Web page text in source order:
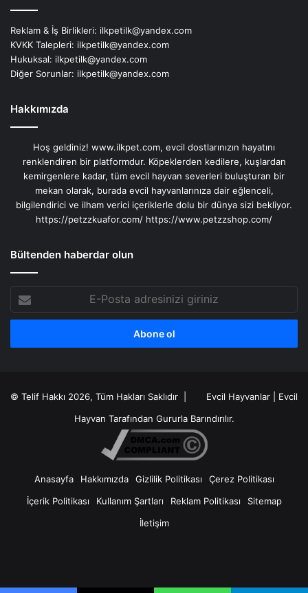
Reklam & İş Birlikleri: ilkpetilk@yandex.com
KVKK Talepleri: ilkpetilk@yandex.com
Hukuksal: ilkpetilk@yandex.com
Diğer Sorunlar: ilkpetilk@yandex.com
Hakkımızda
Hoş geldiniz! www.ilkpet.com, evcil dostlarınızın hayatını
renklendiren bir platformdur. Köpeklerden kedilere, kuşlardan
kemirgenlere kadar, tüm evcil hayvan severleri buluşturan bir
mekan olarak, burada evcil hayvanlarınıza dair eğlenceli,
bilgilendirici ve ilham verici içeriklerle dolu bir dünya sizi bekliyor.
https://petzzkuafor.com/ https://www.petzzshop.com/
Bültenden haberdar olun
E-
Posta
adresinizi
© Telif Hakkı 2026, Tüm Hakları Saklıdır | Evcil Hayvanlar
Evcil
Hayvan Tarafından Gururla Barındırılır.
Anasayfa Hakkımızda Gizlilik Politikası
Çerez Politikası
İçerik Politikası
Kullanım Şartları Reklam Politikası
Sitemap
İletişim